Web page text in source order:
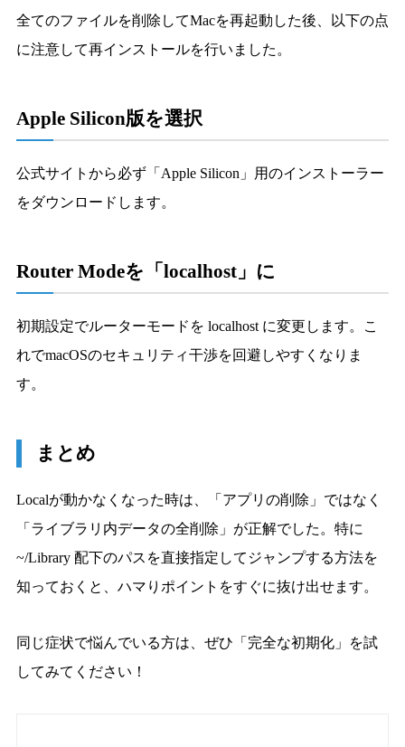
全てのファイルを削除してMacを再起動した後、以下の点
に注意して再インストールを行いました。
Apple Silicon版を選択
公式サイトから必ず「Apple Silicon」用のインストーラー
をダウンロードします。
Router Modeを「localhost」に
初期設定でルーターモードを localhost に変更します。こ
れでmacOSのセキュリティ干渉を回避しやすくなりま
す。
まとめ
Localが動かなくなった時は、「アプリの削除」ではなく
「ライブラリ内データの全削除」が正解でした。特に
~/Library 配下のパスを直接指定してジャンプする方法を
知っておくと、ハマりポイントをすぐに抜け出せます。
同じ症状で悩んでいる方は、ぜひ「完全な初期化」を試
してみてください！